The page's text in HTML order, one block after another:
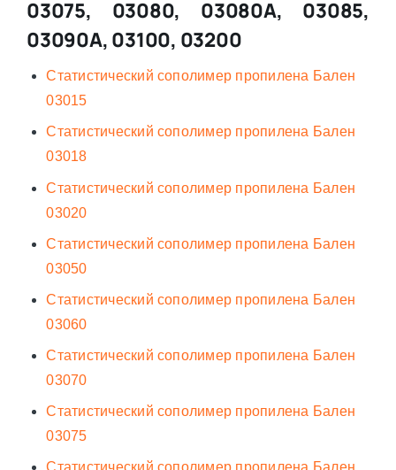
03075, 03080, 03080А, 03085,
03090А, 03100, 03200
Статистический сополимер пропилена Бален
03015
Статистический сополимер пропилена Бален
03018
Статистический сополимер пропилена Бален
03020
Статистический сополимер пропилена Бален
03050
Статистический сополимер пропилена Бален
03060
Статистический сополимер пропилена Бален
03070
Статистический сополимер пропилена Бален
03075